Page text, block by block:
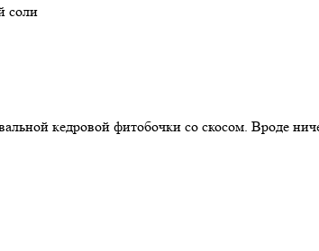
соли
кедровой фитобочки со скосом. Вроде